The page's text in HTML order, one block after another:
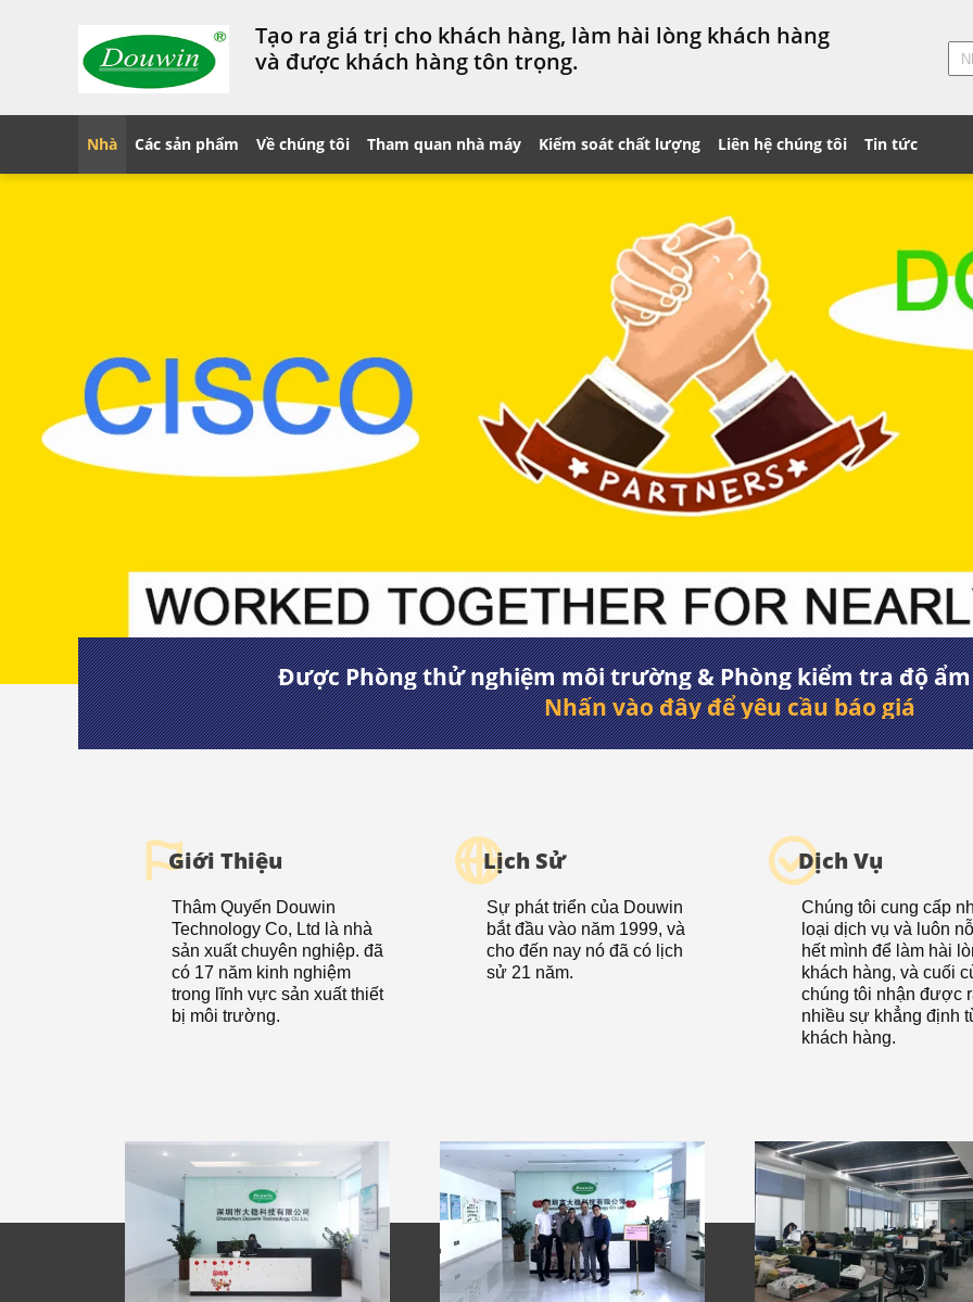
Tạo ra giá trị cho khách hàng, làm hài lòng khách hàng
và được khách hàng tôn trọng.
Nhà Các sản phẩm Về chúng tôi Tham quan nhà máy Kiểm soát chất lượng Liên hệ chúng tôi Tin tức
Được Phòng thử nghiệm môi trường & Phòng kiểm tra độ
Nhấn vào đây để yêu cầu báo giá
Giới Thiệu
Thâm Quyến Douwin
Technology Co, Ltd là nhà
sản xuất chuyên nghiệp. đã
có 17 năm kinh nghiệm
trong lĩnh vực sản xuất thiết
bị môi trường.
Lịch Sử
Sự phát triển của Douwin
bắt đầu vào năm 1999, và
cho đến nay nó đã có lịch
sử 21 năm.
Dịch Vụ
Chúng tôi cung cấp
loại dịch vụ và luôn
hết mình để làm hài
khách hàng, và cuối
chúng tôi nhận được
nhiều sự khẳng định
khách hàng.